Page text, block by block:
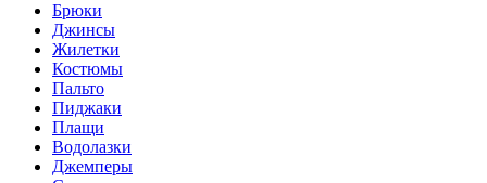
Брюки
Джинсы
Жилетки
Костюмы
Пальто
Пиджаки
Плащи
Водолазки
Джемперы